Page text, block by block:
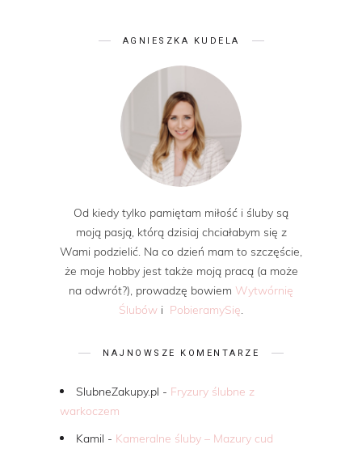
AGNIESZKA KUDELA
Od kiedy tylko pamiętam miłość i śluby są
moją pasją, którą dzisiaj chciałabym się z
Wami podzielić. Na co dzień mam to szczęście,
że moje hobby jest także moją pracą (a może
na odwrót?), prowadzę bowiem Wytwórnię
Ślubów i PobieramySię.
NAJNOWSZE KOMENTARZE
SlubneZakupy.pl - Fryzury ślubne z
warkoczem
Kamil - Kameralne śluby – Mazury cud